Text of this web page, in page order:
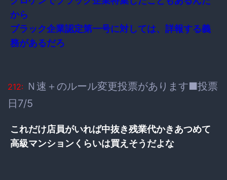
から
ブラック企業認定第一号に対しては、詳報する義
務があるだろ
212: Ｎ速＋のルール変更投票があります■投票
日7/5
これだけ店員がいれば中抜き残業代かきあつめて
高級マンションくらいは買えそうだよな